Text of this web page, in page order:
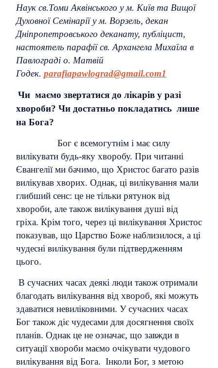
Наук св.Томи Аквінського у м. Київ та Вищої
Духовної Семінарії у м. Ворзель, декан
Дніпропетровського деканату, публіцист,
настоятель парафії св. Архангела Михаїла в
Павлограді о. Матвій
Годек. parafiapawlograd@gmail.com1
Чи маємо звертатися до лікарів у разі
хвороби? Чи достатньо покладатись лише
на Бога?
Бог є всемогутнім і має силу
вилікувати будь-яку хворобу. При читанні
Євангелії ми бачимо, що Христос багато разів
вилікував хворих. Однак, ці вилікування мали
глибший сенс: це не тільки рятунок від
хвороби, але також вилікування душі від
гріха. Крім того, через ці вилікування Христос
показував, що Царство Боже наблизилося, а ці
чудесні вилікування були підтвердженням
цього.
В сучасних часах деякі люди також отримали
благодать вилікування від хвороб, які можуть
здаватися невиліковними. У сучасних часах
Бог також діє чудесами для досягнення своїх
планів. Однак це не означає, що завжди в
ситуації хвороби маємо очікувати чудового
вилікування від Бога. Інколи Бог, з метою